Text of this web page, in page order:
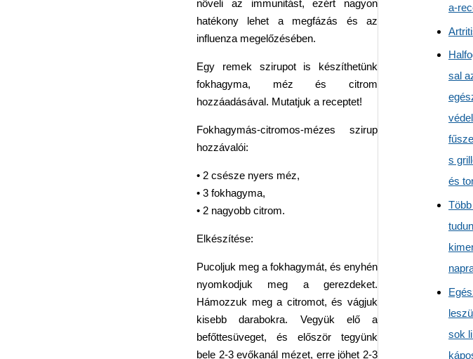
növeli az immunitást, ezért nagyon
hatékony lehet a megfázás és az
influenza megelőzésében.
Egy remek szirupot is készíthetünk
fokhagyma, méz és citrom
hozzáadásával. Mutatjuk a receptet!
Fokhagymás-citromos-mézes szirup
hozzávalói:
• 2 csésze nyers méz,
• 3 fokhagyma,
• 2 nagyobb citrom.
Elkészítése:
Pucoljuk meg a fokhagymát, és enyhén
nyomkodjuk meg a gerezdeket.
Hámozzuk meg a citromot, és vágjuk
kisebb darabokra. Vegyük elő a
befőttesüveget, és először tegyünk
bele 2-3 evőkanál mézet, erre jöhet 2-3
a-
sal
s
és
sok